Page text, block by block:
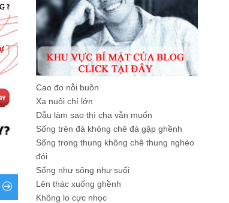
Cao đo nỗi buồn
Xa nuôi chí lớn
Dẫu làm sao thì cha vẫn muốn
Sống trên đá không chê đá gập ghềnh
Sống trong thung không chê thung nghèo
đói
Sống như sông như suối
Lên thác xuống ghềnh
Không lo cực nhọc